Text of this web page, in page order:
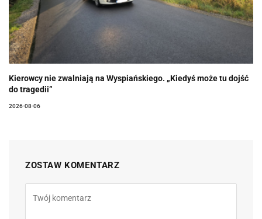
Kierowcy nie zwalniają na Wyspiańskiego. „Kiedyś może tu dojść
do tragedii”
2026-08-06
ZOSTAW KOMENTARZ